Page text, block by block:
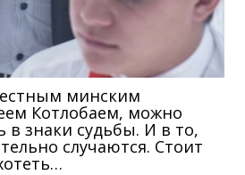
минским
Котлобаем, можно
в знаки судьбы. И в то,
случаются. Стоит